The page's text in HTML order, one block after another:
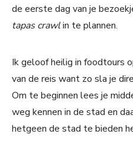
de eerste dag van je
tapas crawlin te plannen.
Ik geloof heilig in foodtours
van de reis want zo sla je
Om te beginnen lees je
weg kennen in de stad en
hetgeen de stad te bieden